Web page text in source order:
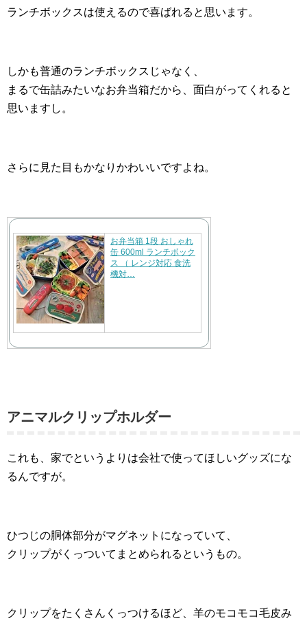
ランチボックスは使えるので喜ばれると思います。
しかも普通のランチボックスじゃなく、
まるで缶詰みたいなお弁当箱だから、面白がってくれると
思いますし。
さらに見た目もかなりかわいいですよね。
お弁当箱 1段 おしゃれ
缶 600ml ランチボック
ス （ レンジ対応 食洗
機対…
アニマルクリップホルダー
これも、家でというよりは会社で使ってほしいグッズにな
るんですが。
ひつじの胴体部分がマグネットになっていて、
クリップがくっついてまとめられるというもの。
クリップをたくさんくっつけるほど、羊のモコモコ毛皮み